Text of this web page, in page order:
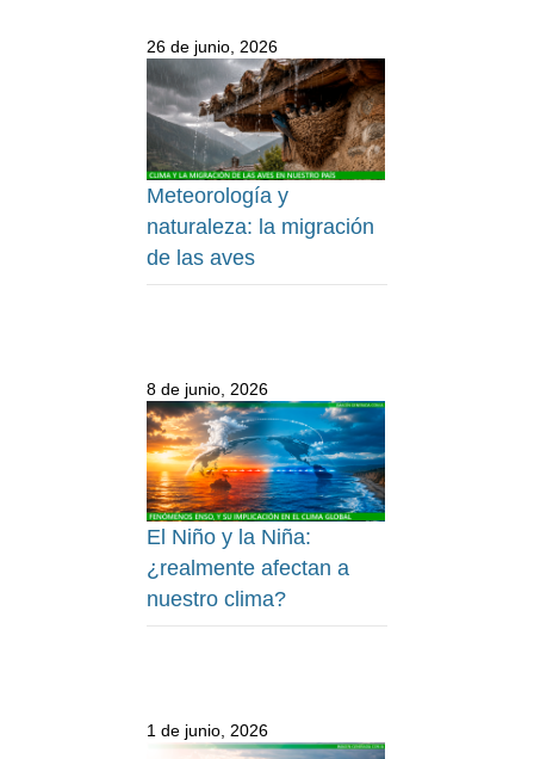
26 de junio, 2026
Meteorología y
naturaleza: la migración
de las aves
8 de junio, 2026
El Niño y la Niña:
¿realmente afectan a
nuestro clima?
1 de junio, 2026